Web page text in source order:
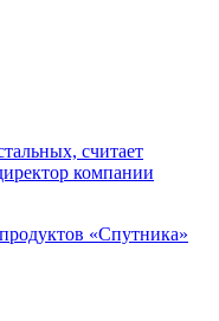
считает
компании
«Спутника»